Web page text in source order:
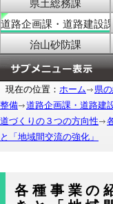
県土総務課
道路企画課・道路建設課
治山砂防課
現在の位置： ホーム 県
整備
道路企画課・道路建
道づくりの３つの方向性
と「地域間交流の強化」
各種事業の